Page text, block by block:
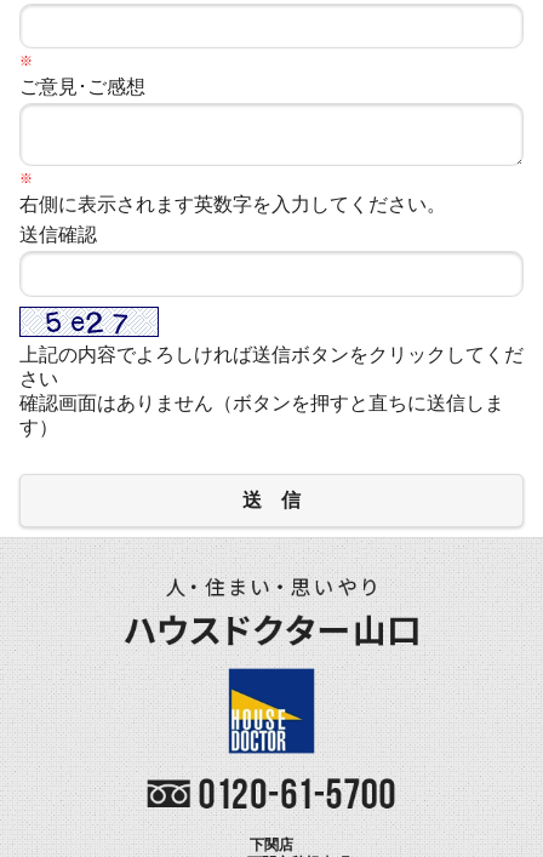
※
ご意見･ご感想
※
右側に表示されます英数字を入力してください。
送信確認
上記の内容でよろしければ送信ボタンをクリックしてくだ
さい
確認画面はありません（ボタンを押すと直ちに送信しま
す）
送 信
下関店